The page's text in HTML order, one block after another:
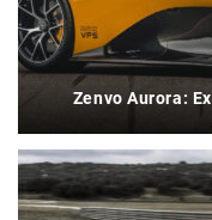
Zenvo Aurora: